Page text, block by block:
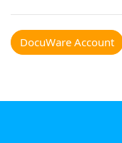
DocuWare Account